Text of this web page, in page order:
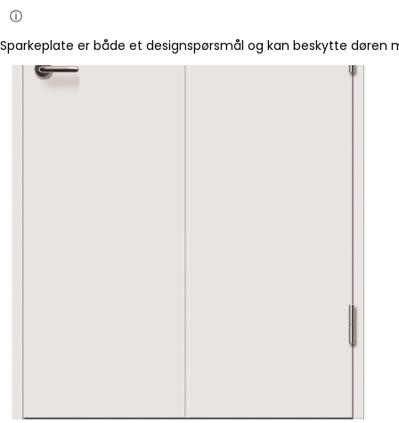
ⓘ
Sparkeplate er både et designspørsmål og kan beskytte døren